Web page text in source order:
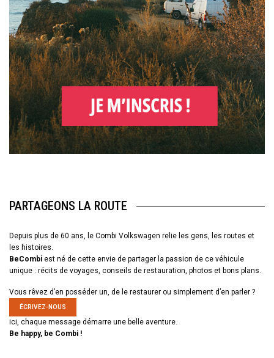
PARTAGEONS LA ROUTE
Depuis plus de 60 ans, le Combi Volkswagen relie les gens, les routes et
les histoires.
BeCombi est né de cette envie de partager la passion de ce véhicule
unique : récits de voyages, conseils de restauration, photos et bons plans.
Vous rêvez d’en posséder un, de le restaurer ou simplement d’en parler ?
ÉCRIVEZ-NOUS
ici, chaque message démarre une belle aventure.
Be happy, be Combi !